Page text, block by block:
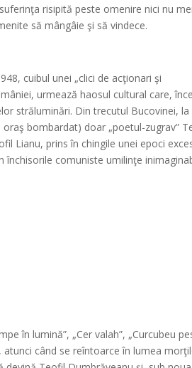
risipită peste omenire nici nu
să mângâie şi să vindece.
cuibul unei „clici de acţionari şi
urmează haosul cultural care,
străluminări. Din trecutul Bucovinei, la
bombardat) doar „poetul-zugrav”
Lianu, prins în chingile unei epoci
comuniste umilinţe
în lumină”, „Cer valah”, „Curcubeu
atunci când se reîntoarce în lumea